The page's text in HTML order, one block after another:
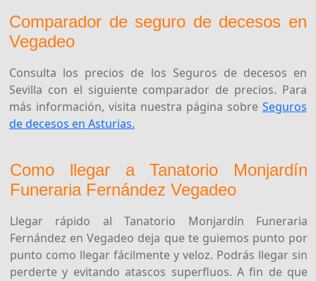
Comparador de seguro de decesos en
Vegadeo
Consulta los precios de los Seguros de decesos en
Sevilla con el siguiente comparador de precios. Para
más información, visita nuestra página sobre Seguros
de decesos en Asturias.
Como llegar a Tanatorio Monjardín
Funeraria Fernández Vegadeo
Llegar rápido al Tanatorio Monjardín Funeraria
Fernández en Vegadeo deja que te guiemos punto por
punto como llegar fácilmente y veloz. Podrás llegar sin
perderte y evitando atascos superfluos. A fin de que